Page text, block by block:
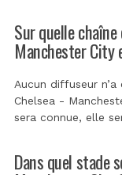
Sur quelle
Manchester City
Aucun diffuseur
Chelsea -
sera connue, elle
Dans quel stade